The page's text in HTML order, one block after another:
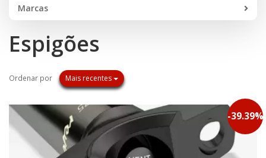
Marcas
Espigões
Ordenar por Mais recentes
-39.39%